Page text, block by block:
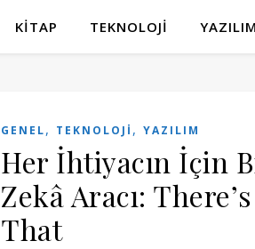
KITAP TEKNOLOJI YAZILIM
GENEL, TEKNOLOJI , YAZILIM
Her İhtiyacın İçin
Zekâ Aracı:
That